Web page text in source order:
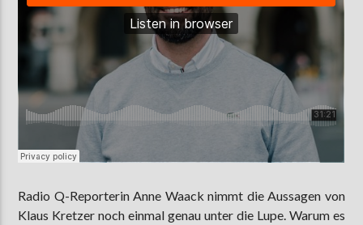
Radio Q-Reporterin Anne Waack nimmt die Aussagen von
Klaus Kretzer noch einmal genau unter die Lupe. Warum es